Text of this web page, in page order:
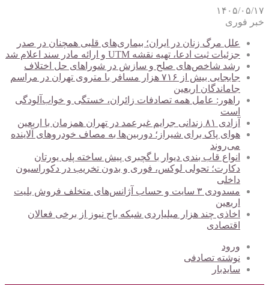
۱۴۰۵/۰۵/۱۷
خبر فوری
علل مرگ زنان در ایران؛ بیماری‌های قلبی همچنان در صدر
جزئیات ثبت ادعا، تهیه نقشه UTM و ارائه مادر سند اعلام شد
رشد شاخص‌های صلح و سازش در شوراهای حل اختلاف
جابجایی بیش از ۷۱۶ هزار مسافر با متروی تهران در مراسم
جاماندگان اربعین
راهور: عامل همه تصادفات زائران، خستگی و خواب‌آلودگی
است
آزادی ۸۱ زندانی جرایم غیرعمد در تهران همزمان با اربعین
هوای پاک برای شیراز؛ دوربین‌ها به مصاف خودروهای آلاینده
می‌روند
انواع قاب بندی دیوار با گچبری پیش ساخته پلی یورتان
دکارت؛ تحولی لوکس، فوری و بدون تخریب در دکوراسیون
داخلی
مسدودی ۳ سایت و حساب آژانس‌های متخلف فروش بلیت
اربعین
اخاذی چند هزار میلیاردی شبکه باج نیوز از برخی فعالان
اقتصادی
ورود
نوشته تصادفی
سایدبار